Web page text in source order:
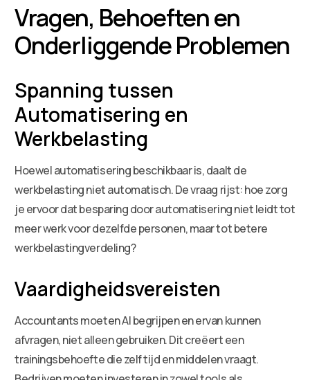
Vragen, Behoeften en
Onderliggende Problemen
Spanning tussen
Automatisering en
Werkbelasting
Hoewel automatisering beschikbaar is, daalt de
werkbelasting niet automatisch. De vraag rijst: hoe zorg
je ervoor dat besparing door automatisering niet leidt tot
meer werk voor dezelfde personen, maar tot betere
werkbelastingverdeling?
Vaardigheidsvereisten
Accountants moeten AI begrijpen en ervan kunnen
afvragen, niet alleen gebruiken. Dit creëert een
trainingsbehoefte die zelf tijd en middelen vraagt.